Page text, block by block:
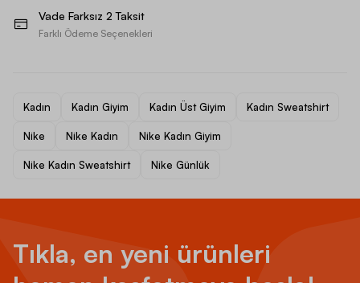
Vade Farksız 2 Taksit
Farklı Ödeme Seçenekleri
Kadın Kadın Giyim Kadın Üst Giyim Kadın Sweatshirt
Nike Nike Kadın Nike Kadın Giyim
Nike Kadın Sweatshirt Nike Günlük
Tıkla, en yeni ürünleri